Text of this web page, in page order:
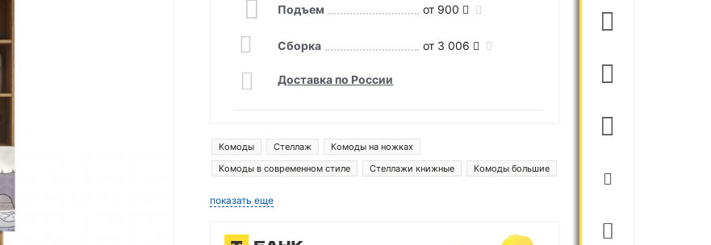
Подъем от 900
Сборка от 3 006
Доставка по России
Комоды Стеллаж
Комоды на ножках
Комоды в современном стиле
Стеллажи книжные
Комоды большие
показать еще